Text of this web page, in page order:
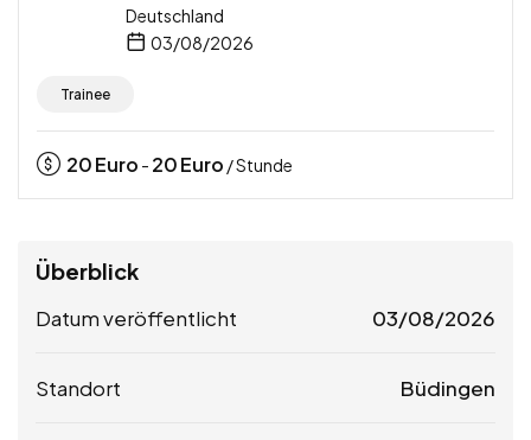
Deutschland
03/08/2026
Trainee
20Euro - 20Euro / Stunde
Überblick
Datum veröffentlicht 03/08/2026
Standort Büdingen